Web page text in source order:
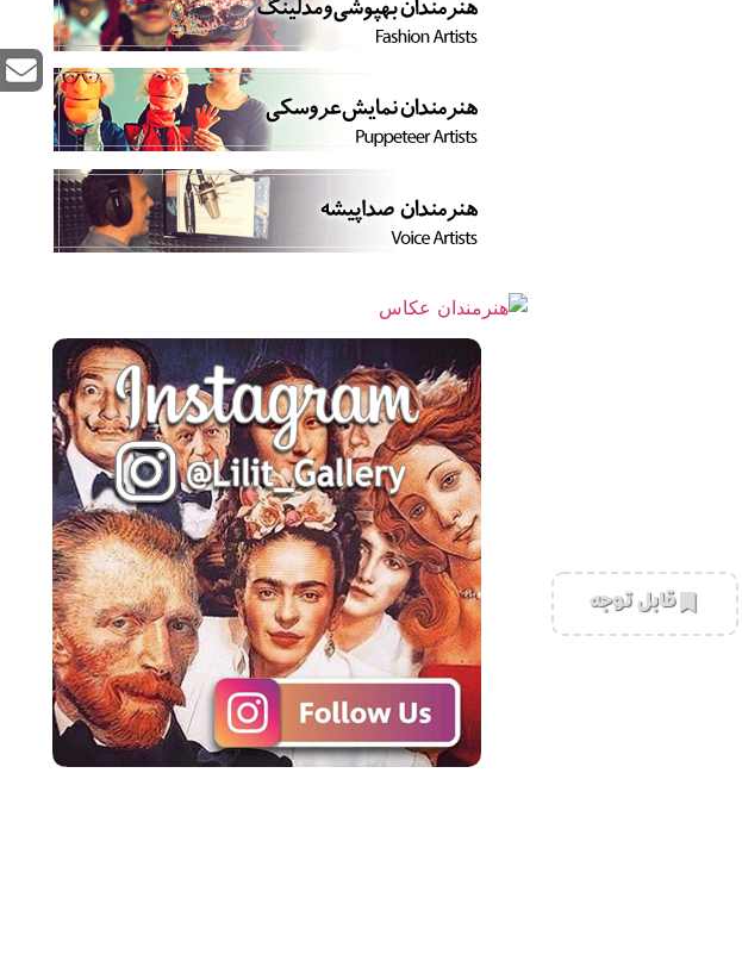
‌قابل توجه